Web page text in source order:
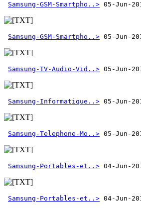
Samsung-GSM-Smartpho..>
Samsung-GSM-Smartpho..>
Samsung-TV-Audio-Vid..>
Samsung-Informatique..>
Samsung-Telephone-Mo..>
Samsung-Portables-et..>
Samsung-Portables-et..>